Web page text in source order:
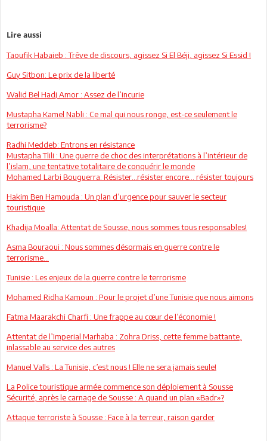
Lire aussi
Taoufik Habaieb : Trêve de discours, agissez Si El Béji, agissez Si Essid !
Guy Sitbon: Le prix de la liberté
Walid Bel Hadj Amor : Assez de l’incurie
Mustapha Kamel Nabli : Ce mal qui nous ronge, est-ce seulement le
terrorisme?
Radhi Meddeb: Entrons en résistance
Mustapha Tlili : Une guerre de choc des interprétations à l’intérieur de
l’islam, une tentative totalitaire de conquérir le monde
Mohamed Larbi Bouguerra: Résister…résister encore... résister toujours
Hakim Ben Hamouda : Un plan d’urgence pour sauver le secteur
touristique
Khadija Moalla: Attentat de Sousse, nous sommes tous responsables!
Asma Bouraoui : Nous sommes désormais en guerre contre le
terrorisme…
Tunisie : Les enjeux de la guerre contre le terrorisme
Mohamed Ridha Kamoun : Pour le projet d’une Tunisie que nous aimons
Fatma Maarakchi Charfi : Une frappe au cœur de l’économie !
Attentat de l’Imperial Marhaba : Zohra Driss, cette femme battante,
inlassable au service des autres
Manuel Valls : La Tunisie, c’est nous ! Elle ne sera jamais seule!
La Police touristique armée commence son déploiement à Sousse
Sécurité, après le carnage de Sousse : A quand un plan «Badr»?
Attaque terroriste à Sousse : Face à la terreur, raison garder